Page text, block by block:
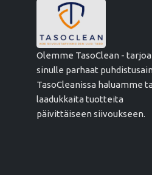
Olemme TasoClean -
sinulle parhaat
TasoCleanissa haluamme
laadukkaita tuotteita
päivittäiseen siivoukseen.